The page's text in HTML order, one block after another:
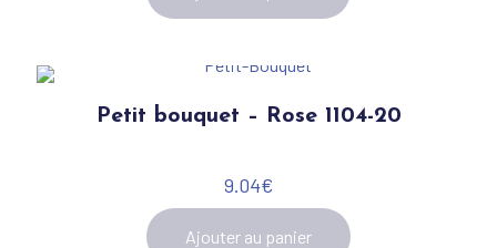
Petit bouquet – Rose 1104-20
9.04€
Ajouter au panier